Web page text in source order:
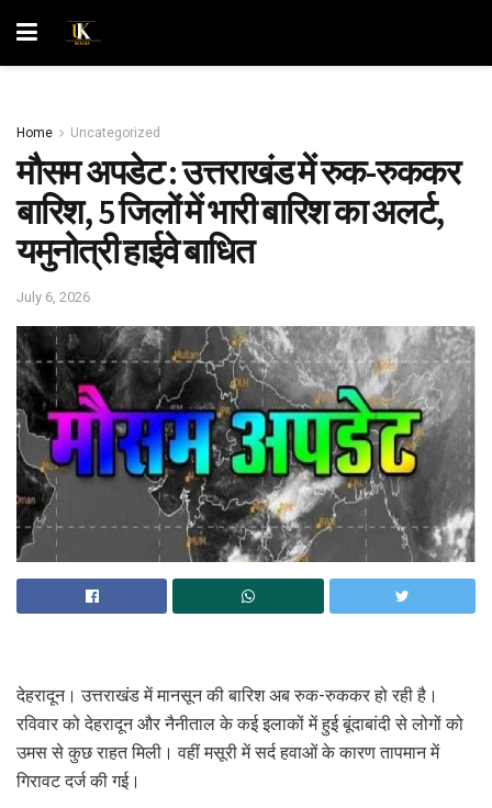
Home Uncategorized
मौसम अपडेट : उत्तराखंड में रुक-रुककर
बारिश, 5 जिलों में भारी बारिश का अलर्ट,
यमुनोत्री हाईवे बाधित
July 6, 2026
देहरादून। उत्तराखंड में मानसून की बारिश अब रुक-रुककर हो रही है।
रविवार को देहरादून और नैनीताल के कई इलाकों में हुई बूंदाबांदी से लोगों को
उमस से कुछ राहत मिली। वहीं मसूरी में सर्द हवाओं के कारण तापमान में
गिरावट दर्ज की गई।